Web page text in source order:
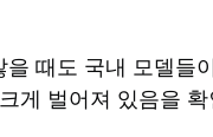
때도 국내 모델들
게 벌어져 있음을